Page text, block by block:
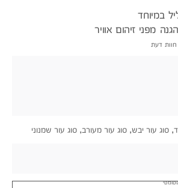
במיוחד
דעת
סוג עור יבש, סוג עור מעורב, סוג עור שמנוני